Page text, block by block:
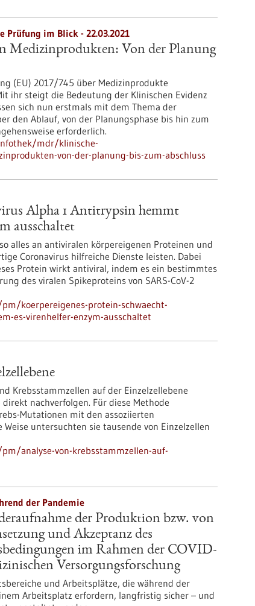
Prüfung im Blick - 22.03.2021
Medizinprodukten: Von der Planung
(EU) 2017/745 über Medizinprodukte
ihr steigt die Bedeutung der Klinischen Evidenz
sich nun erstmals mit dem Thema der
den Ablauf, von der Planungsphase bis hin zum
erforderlich.
mdr/klinische-
von-der-planung-bis-zum-abschluss
Alpha 1 Antitrypsin hemmt
ausschaltet
alles an antiviralen körpereigenen Proteinen und
Coronavirus hilfreiche Dienste leisten. Dabei
Protein wirkt antiviral, indem es ein bestimmtes
des viralen Spikeproteins von SARS-CoV-2
koerpereigenes-protein-schwaecht-
es-virenhelfer-enzym-ausschaltet
Krebsstammzellen auf der Einzelzellebene
nachverfolgen. Für diese Methode
Mutationen mit den assoziierten
untersuchten sie tausende von Einzelzellen
analyse-von-krebsstammzellen-auf-
der Pandemie
der Produktion bzw. von
und Akzeptanz des
im Rahmen der COVID-
Versorgungsforschung
und Arbeitsplätze, die während der
Arbeitsplatz erfordern, langfristig sicher – und